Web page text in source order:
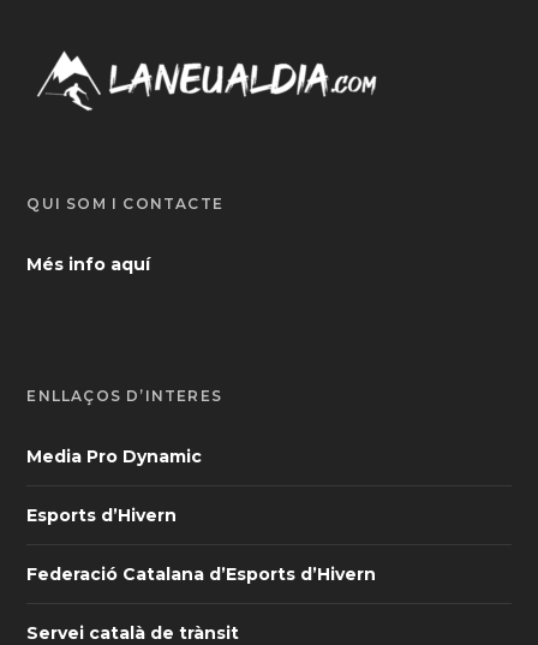
QUI SOM I CONTACTE
Més info aquí
ENLLAÇOS D’INTERÈS
Media Pro Dynamic
Esports d’Hivern
Federació Catalana d’Esports d’Hivern
Servei català de trànsit